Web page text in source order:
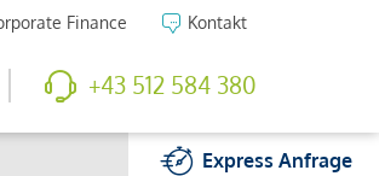
Finance Kontakt
+43 512 584 380
ExpressAnfrage